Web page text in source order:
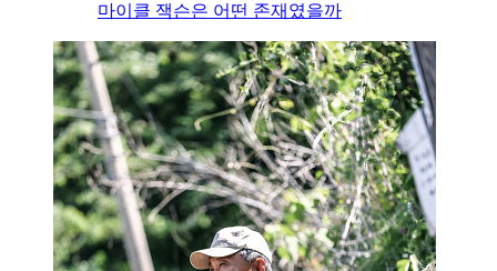
마이클 잭슨은 어떤 존재였을까